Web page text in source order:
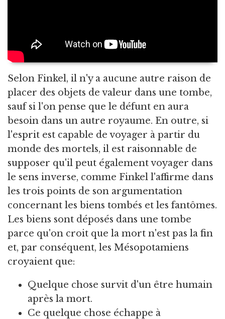
Selon Finkel, il n'y a aucune autre raison de
placer des objets de valeur dans une tombe,
sauf si l'on pense que le défunt en aura
besoin dans un autre royaume. En outre, si
l'esprit est capable de voyager à partir du
monde des mortels, il est raisonnable de
supposer qu'il peut également voyager dans
le sens inverse, comme Finkel l'affirme dans
les trois points de son argumentation
concernant les biens tombés et les fantômes.
Les biens sont déposés dans une tombe
parce qu'on croit que la mort n'est pas la fin
et, par conséquent, les Mésopotamiens
croyaient que:
Quelque chose survit d'un être humain
après la mort.
Ce quelque chose échappe à